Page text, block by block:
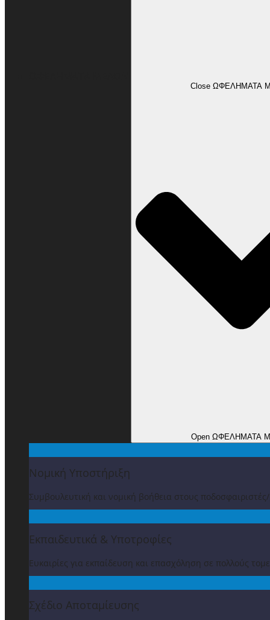
Close ΩΦΕΛΗΜΑΤΑ
Open ΩΦΕΛΗΜΑΤΑ
Νομική Υποστήριξη
Συμβουλευτική και νομική βοήθεια στους
Εκπαιδευτικά & Υποτροφίες
Ευκαιρίες για εκπαίδευση και επασχόληση σε πολλούς
Σχέδιο Αποταμίευσης